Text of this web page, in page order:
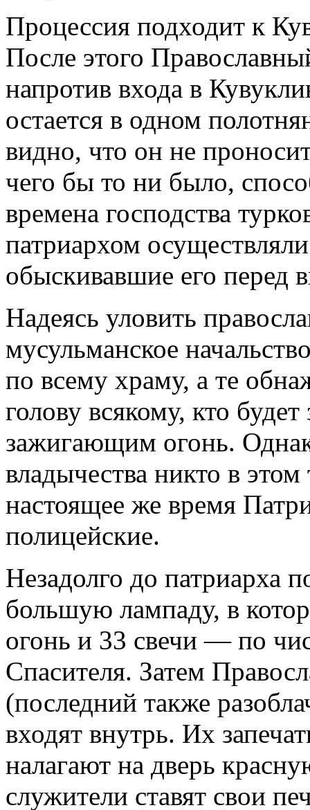
Процессия подходит к
После этого
напротив входа в
остается в одном
видно, что он не
чего бы то ни было,
времена господства
патриархом
обыскивавшие его перед
Надеясь уловить
мусульманское
по всему храму, а те
голову всякому, кто
зажигающим огонь.
владычества никто в
настоящее же время
полицейские.
Hезадолго до патриарха
большую лампаду, в
огонь и 33 свечи — по
Спасителя. Затем
(последний также
входят внутрь. Их
налагают на дверь
служители ставят свои